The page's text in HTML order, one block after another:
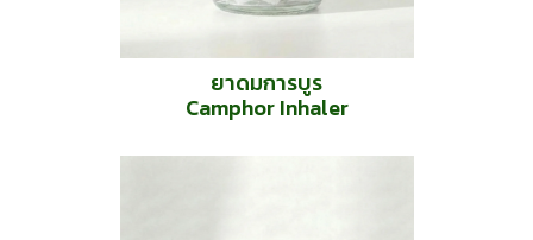
ยาดมการบูร
Camphor Inhaler